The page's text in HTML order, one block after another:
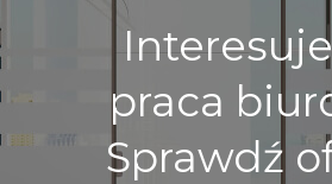
praca
Sprawdź